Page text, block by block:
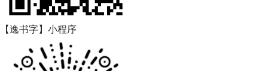
【逸书字】小程序